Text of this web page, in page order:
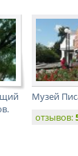
Музей
отзывов: